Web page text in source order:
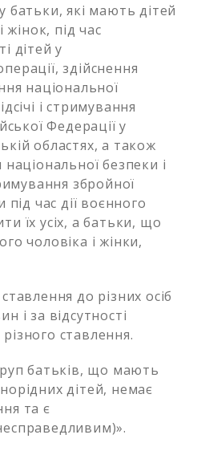
батьки, які мають дітей
жінок, під час
дітей у
здійснення
національної
і стримування
Федерації у
областях, а також
безпеки і
збройної
під час дії воєнного
їх усіх, а батьки, що
чоловіка і жінки,
до різних осіб
і за відсутності
ставлення.
батьків, що мають
дітей, немає
та є